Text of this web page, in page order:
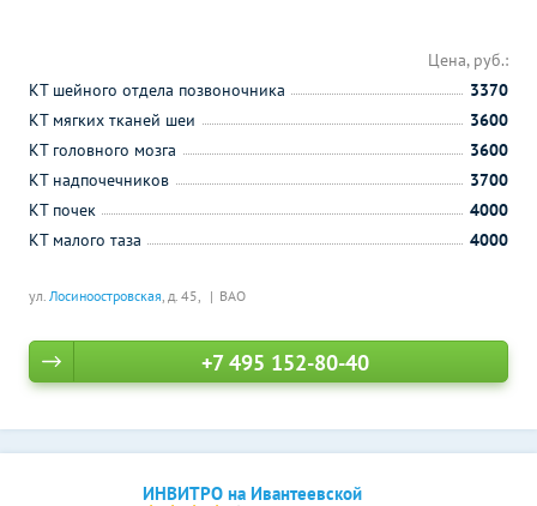
ул. Лосиноостровская, д. 45, ВАО
Цена, руб.:
КТ шейного отдела позвоночника
3370
КТ мягких тканей шеи
3600
КТ головного мозга
3600
КТ надпочечников
3700
КТ почек
4000
КТ малого таза
4000
+7 495 152-80-40
ИНВИТРО на Ивантеевской